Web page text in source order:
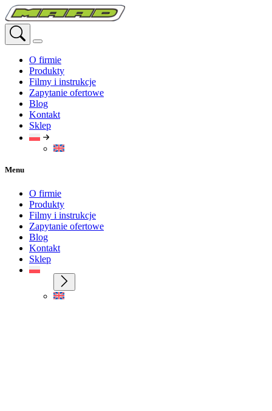
Przejdź
do
treści
O firmie
Produkty
Filmy i instrukcje
Zapytanie ofertowe
Blog
Kontakt
Sklep
Menu
O firmie
Produkty
Filmy i instrukcje
Zapytanie ofertowe
Blog
Kontakt
Sklep